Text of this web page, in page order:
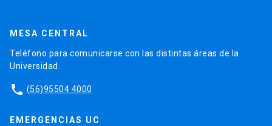
MESA CENTRAL
Teléfono para comunicarse con las distintas áreas de la
Universidad.
phone (56)95504 4000
EMERGENCIAS UC